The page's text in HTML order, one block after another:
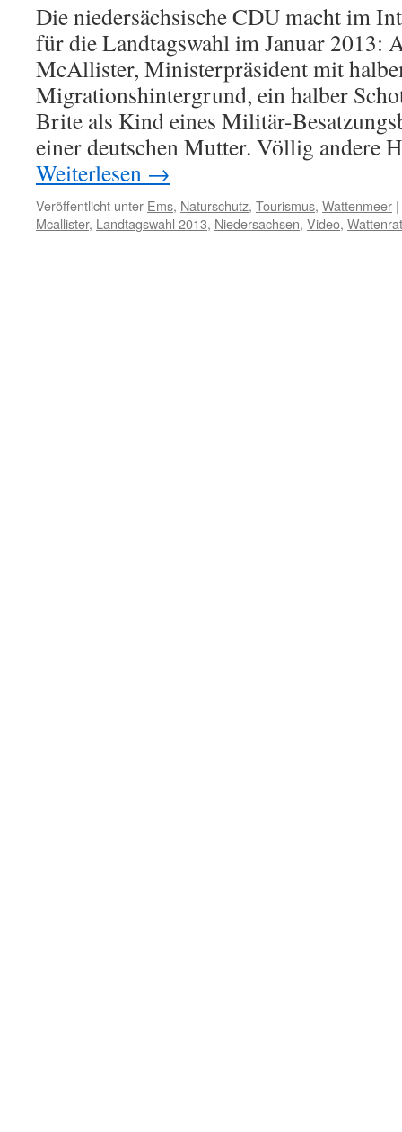
Die niedersächsische CDU macht im
für die Landtagswahl im Januar 2013:
McAllister, Ministerpräsident mit
Migrationshintergrund, ein halber
Brite als Kind eines Militär-
einer deutschen Mutter. Völlig andere
Weiterlesen →
Veröffentlicht unter Ems, Naturschutz, Tourismus, Wattenmeer |
Mcallister, Landtagswahl 2013, Niedersachsen, Video, Wattenrat